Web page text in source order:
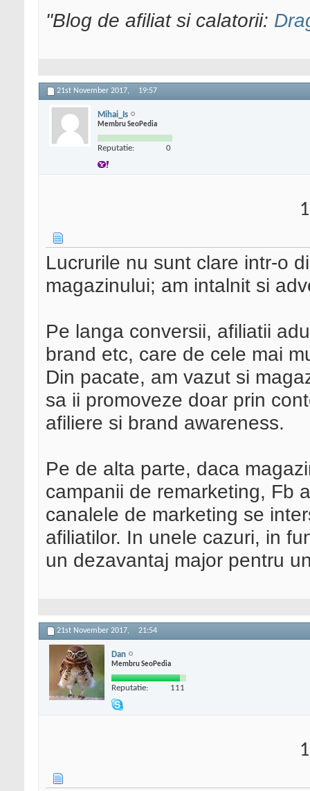
"Blog de afiliat si calatorii:
21st November 2017, 19:57
Mihai_Is
Membru SeoPedia
Reputatie: 0
Lucrurile nu sunt clare intr-o
magazinului; am intalnit si
Pe langa conversii, afiliatii
brand etc, care de cele mai
Din pacate, am vazut si
sa ii promoveze doar prin
afiliere si brand awareness.
Pe de alta parte, daca
campanii de remarketing, Fb
canalele de marketing se
afiliatilor. In unele cazuri, in
un dezavantaj major pentru
21st November 2017, 21:54
Dan
Membru SeoPedia
Reputatie: 111